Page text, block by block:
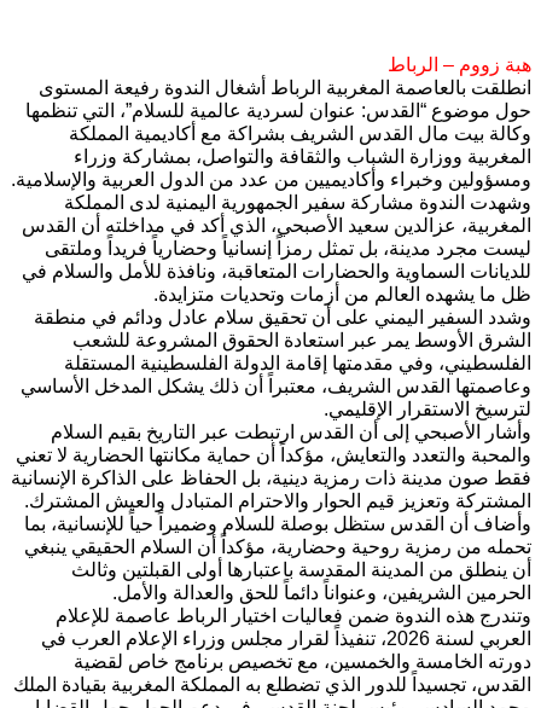
هبة زووم – الرباط
انطلقت بالعاصمة المغربية الرباط أشغال الندوة رفيعة المستوى
حول موضوع “القدس: عنوان لسردية عالمية للسلام”، التي تنظمها
وكالة بيت مال القدس الشريف بشراكة مع أكاديمية المملكة
المغربية ووزارة الشباب والثقافة والتواصل، بمشاركة وزراء
ومسؤولين وخبراء وأكاديميين من عدد من الدول العربية والإسلامية.
وشهدت الندوة مشاركة سفير الجمهورية اليمنية لدى المملكة
المغربية، عزالدين سعيد الأصبحي، الذي أكد في مداخلته أن القدس
ليست مجرد مدينة، بل تمثل رمزاً إنسانياً وحضارياً فريداً وملتقى
للديانات السماوية والحضارات المتعاقبة، ونافذة للأمل والسلام في
ظل ما يشهده العالم من أزمات وتحديات متزايدة.
وشدد السفير اليمني على أن تحقيق سلام عادل ودائم في منطقة
الشرق الأوسط يمر عبر استعادة الحقوق المشروعة للشعب
الفلسطيني، وفي مقدمتها إقامة الدولة الفلسطينية المستقلة
وعاصمتها القدس الشريف، معتبراً أن ذلك يشكل المدخل الأساسي
لترسيخ الاستقرار الإقليمي.
وأشار الأصبحي إلى أن القدس ارتبطت عبر التاريخ بقيم السلام
والمحبة والتعدد والتعايش، مؤكداً أن حماية مكانتها الحضارية لا تعني
فقط صون مدينة ذات رمزية دينية، بل الحفاظ على الذاكرة الإنسانية
المشتركة وتعزيز قيم الحوار والاحترام المتبادل والعيش المشترك.
وأضاف أن القدس ستظل بوصلة للسلام وضميراً حياً للإنسانية، بما
تحمله من رمزية روحية وحضارية، مؤكداً أن السلام الحقيقي ينبغي
أن ينطلق من المدينة المقدسة باعتبارها أولى القبلتين وثالث
الحرمين الشريفين، وعنواناً دائماً للحق والعدالة والأمل.
وتندرج هذه الندوة ضمن فعاليات اختيار الرباط عاصمة للإعلام
العربي لسنة 2026، تنفيذاً لقرار مجلس وزراء الإعلام العرب في
دورته الخامسة والخمسين، مع تخصيص برنامج خاص لقضية
القدس، تجسيداً للدور الذي تضطلع به المملكة المغربية بقيادة الملك